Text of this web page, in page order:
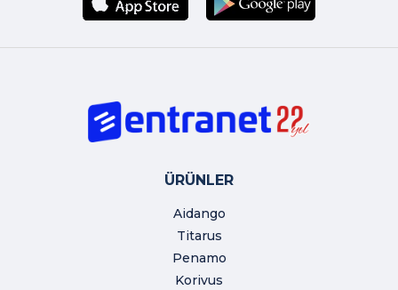
ÜRÜNLER
Aidango
Titarus
Penamo
Korivus